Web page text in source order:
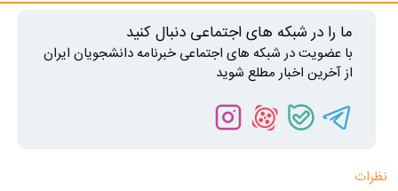
ما را در شبکه های اجتماعی دنبال کنید
با عضویت در شبکه های اجتماعی خبرنامه دانشجویان ایران
از آخرین اخبار مطلع شوید
نظرات